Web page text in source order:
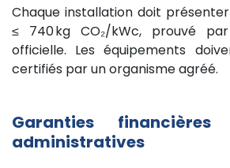
Chaque installation doit
≤ 740 kg CO₂/kWc, prouvé
officielle. Les équipements
certifiés par un organisme agréé.
Garanties
administratives